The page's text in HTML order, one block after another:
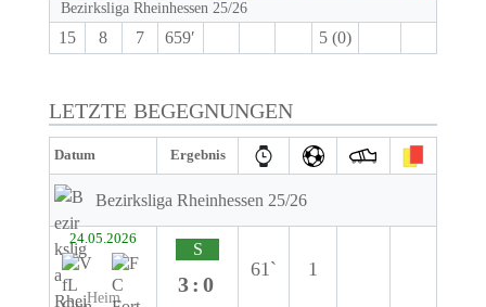
Bezirksliga Rheinhessen 25/26
15 8 7 659′ 5 (0)
LETZTE BEGEGNUNGEN
Datum Ergebnis
Bezirksliga Rheinhessen 25/26
24.05.2026
Heim
S
3:0
61` 1